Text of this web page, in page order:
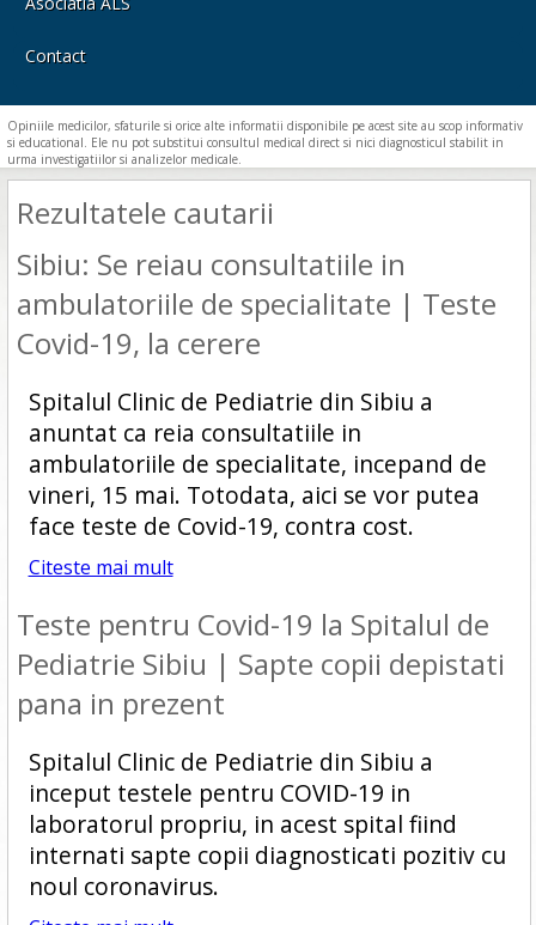
Contact
Opiniile medicilor, sfaturile si orice alte informatii disponibile pe acest site au scop informativ
si educational. Ele nu pot substitui consultul medical direct si nici diagnosticul stabilit in
urma investigatiilor si analizelor medicale.
Rezultatele cautarii
Sibiu: Se reiau consultatiile in
ambulatoriile de specialitate | Teste
Covid-19, la cerere
Spitalul Clinic de Pediatrie din Sibiu a
anuntat ca reia consultatiile in
ambulatoriile de specialitate, incepand de
vineri, 15 mai. Totodata, aici se vor putea
face teste de Covid-19, contra cost.
Citeste mai mult
Teste pentru Covid-19 la Spitalul de
Pediatrie Sibiu | Sapte copii depistati
pana in prezent
Spitalul Clinic de Pediatrie din Sibiu a
inceput testele pentru COVID-19 in
laboratorul propriu, in acest spital fiind
internati sapte copii diagnosticati pozitiv cu
noul coronavirus.